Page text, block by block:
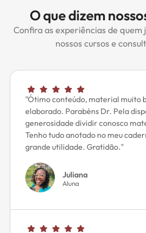
O que dizem
Confira as experiências de quem
nossos cursos e
"Ótimo conteúdo, material muito
elaborado. Parabéns Dr. Pela
generosidade dividir conosco
Tenho tudo anotado no meu
grande utilidade. Gratidão."
Juliana
Aluna